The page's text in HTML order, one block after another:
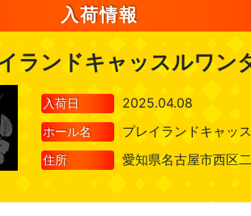
入荷情報
ンドキャッスルワン
入荷日 2025.04.08
ホール名 プレイランドキャッ
住所 愛知県名古屋市西区